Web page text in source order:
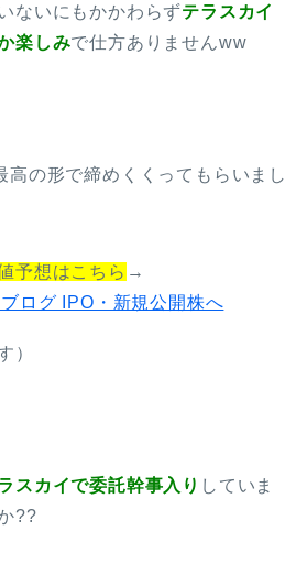
ないにもかかわらずテラスカイ
楽しみで仕方ありませんww
高の形で締めくくってもらいまし
予想はこちら →
）
スカイで委託幹事入り していま
??